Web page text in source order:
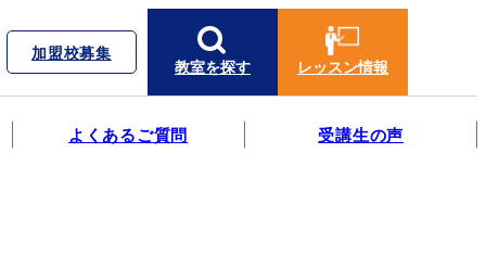
加盟校募集
教室を探す レッスン情報
よくあるご質問 受講生の声